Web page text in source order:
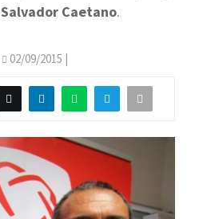
Salvador Caetano.
02/09/2015 |